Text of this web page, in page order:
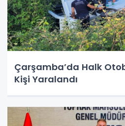
Çarşamba’da Halk
Kişi Yaralandı